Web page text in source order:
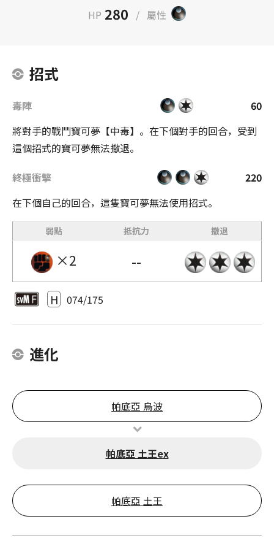
HP 280 / 屬性
招式
毒陣
60
將對手的戰鬥寶可夢【中毒】。在下個對手的回合，受到
這個招式的寶可夢無法撤退。
終極衝擊
220
在下個自己的回合，這隻寶可夢無法使用招式。
弱點 抵抗力 撤退
×2 --
H 074/175
進化
帕底亞 烏波
帕底亞 土王ex
帕底亞 土王